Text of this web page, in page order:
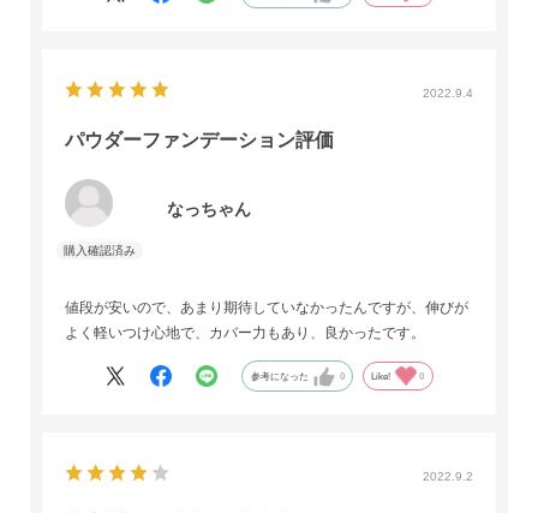
2022.9.4
パウダーファンデーション評価
なっちゃん
値段が安いので、あまり期待していなかったんですが、伸びが
よく軽いつけ心地で、カバー力もあり、良かったです。
参考になった 0 Like! 0
2022.9.2